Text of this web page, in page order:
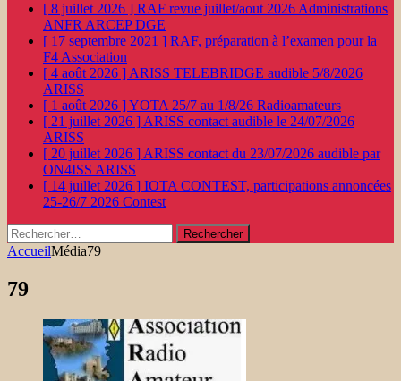
[ 8 juillet 2026 ] RAF revue juillet/aout 2026 Administrations
ANFR ARCEP DGE
[ 17 septembre 2021 ] RAF, préparation à l’examen pour la
F4 Association
[ 4 août 2026 ] ARISS TELEBRIDGE audible 5/8/2026
ARISS
[ 1 août 2026 ]YOTA 25/7 au 1/8/26 Radioamateurs
[ 21 juillet 2026 ] ARISS contact audible le 24/07/2026
ARISS
[ 20 juillet 2026 ] ARISS contact du 23/07/2026 audible par
ON4ISS ARISS
[ 14 juillet 2026 ] IOTA CONTEST, participations annoncées
25-26/7 2026 Contest
Rechercher :
AccueilMédia79
79